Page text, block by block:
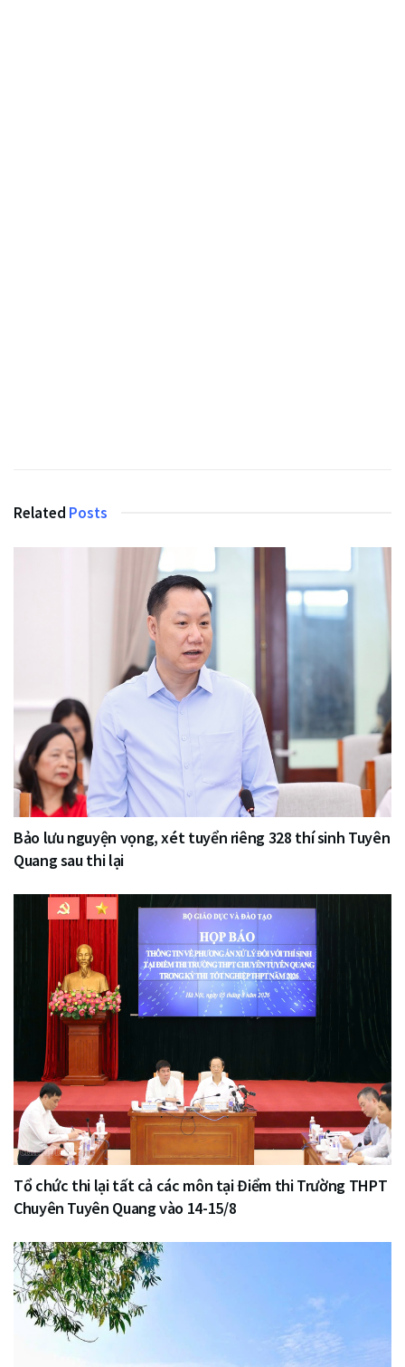
Related Posts
Bảo lưu nguyện vọng, xét tuyển riêng 328 thí sinh Tuyên
Quang sau thi lại
Tổ chức thi lại tất cả các môn tại Điểm thi Trường THPT
Chuyên Tuyên Quang vào 14-15/8